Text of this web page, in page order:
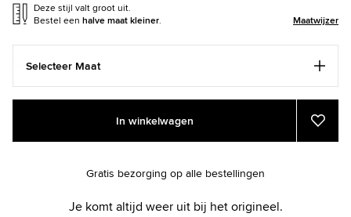
Deze stijl valt groot uit.
Bestel een halve maat kleiner. Maatwijzer
Selecteer Maat
Add
cart
Product
In winkelwagen
Voeg
toe
Gratis bezorging op alle bestellingen
Je komt altijd weer uit bij het origineel.